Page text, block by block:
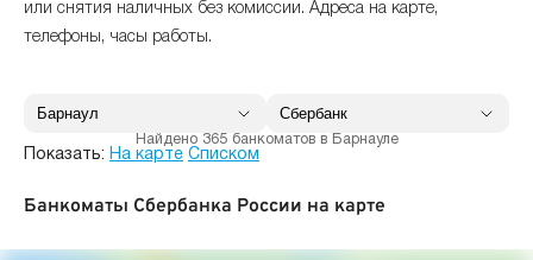
или снятия наличных без комиссии. Адреса на карте,
телефоны, часы работы.
Найдено 365 банкоматов в Барнауле
Показать: На карте Списком
Банкоматы Сбербанка России на карте